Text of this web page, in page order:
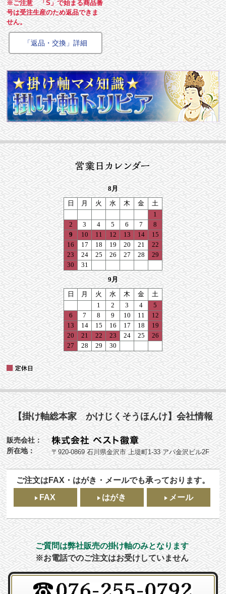
※ご注意 「S」で始まる商品番
号は受注生産のため返品できま
せん。
「返品・交換」詳細
【掛け軸総本家 かけじくそうほんけ】会社情報
販売会社：
所在地：
〒920-0869 石川県金沢市 上堤町1-33 アパ金沢ビル2F
ご注文はFAX・はがき・メールでも承っております。
FAX
はがき メール
ご質問は弊社販売の掛け軸のみとなります
※お電話でのご注文はお受けしていません